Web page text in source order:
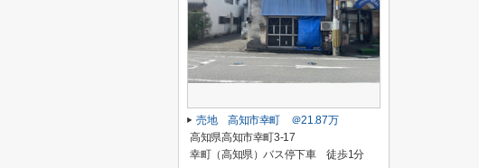
売地 高知市幸町 ＠21.87万
高知県高知市幸町3-17
幸町（高知県）バス停下車 徒歩1分